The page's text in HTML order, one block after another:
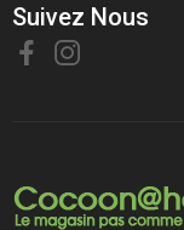
Suivez Nous